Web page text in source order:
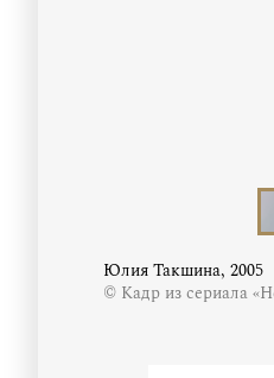
Юлия Такшина, 2005
© Кадр из сериала